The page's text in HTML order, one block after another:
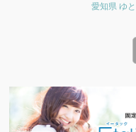
愛知県 ゆ